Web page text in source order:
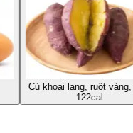
nghiệp
Củ khoai lang,